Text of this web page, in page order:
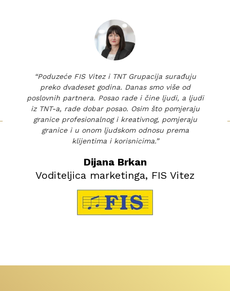
“Poduzeće FIS Vitez i TNT Grupacija surađuju
preko dvadeset godina. Danas smo više od
poslovnih partnera. Posao rade i čine ljudi, a ljudi
iz TNT-a, rade dobar posao. Osim što pomjeraju
granice profesionalnog i kreativnog, pomjeraju
granice i u onom ljudskom odnosu prema
klijentima i korisnicima.”
Dijana Brkan
Voditeljica marketinga, FIS Vitez